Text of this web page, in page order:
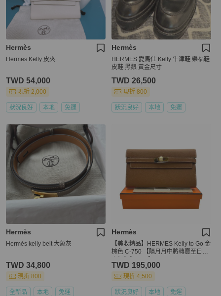
Hermès
Hermes Kelly 皮夾
TWD 54,000
現折 2,000
狀況良好 本地 免運
Hermès
HERMES 愛馬仕 Kelly 牛津鞋 樂福鞋
皮鞋 黑銀 黃金尺寸
TWD 26,500
現折 800
狀況良好 本地 免運
Hermès
Hermès kelly belt 大象灰
TWD 34,800
現折 800
全新品 本地 免運
Hermès
【美收精品】HERMES Kelly to Go 金
棕色 C-750 【隔月月中將轉賣至日本
TWD 195,000
現折 4,500
狀況良好 本地 免運